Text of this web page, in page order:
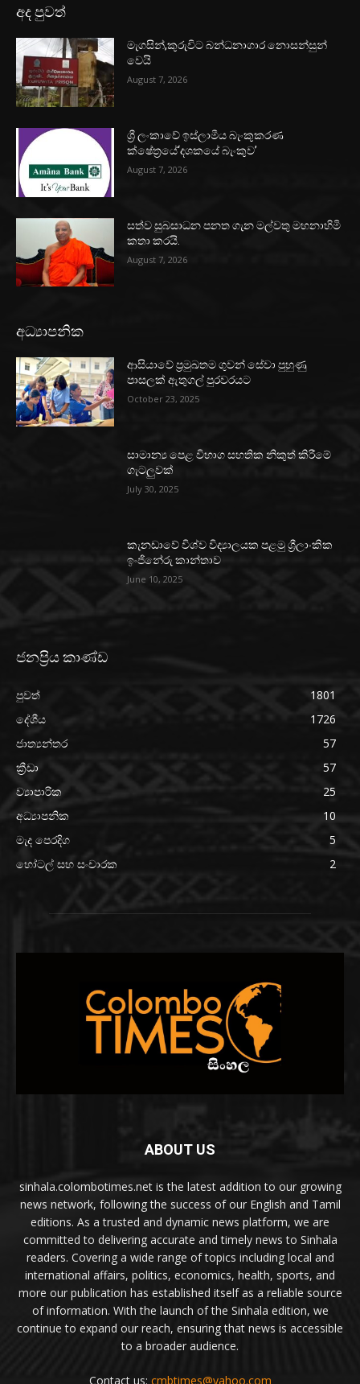
අද පුවත්
මැගසින්,කුරුවිට බන්ධනාගාර නොසන්සුන්
වෙයි
August 7, 2026
ශ්‍රී ලංකාවේ ඉස්ලාමීය බැංකුකරණ
ක්ෂේත්‍රයේ‘දශකයේ බැංකුව’
August 7, 2026
සත්ව සුබසාධන පනත ගැන මල්වතු මහනාහිමි
කතා කරයි.
August 7, 2026
අධ්‍යාපනික
ආසියාවේ ප්‍රමුඛතම ගුවන් සේවා පුහුණු
පාසලක් ඇතුගල් පුරවරයට
October 23, 2025
සාමාන්‍ය පෙළ විභාග සහතික නිකුත් කිරීමේ
ගැටලුවක්
July 30, 2025
කැනඩාවේ විශ්ව විද්‍යාලයක පළමු ශ්‍රීලාංකික
ඉංජිනේරු කාන්තාව
June 10, 2025
ජනප්‍රිය කාණ්ඩ
පුවත්
1801
දේශීය
1726
ජාත්‍යන්තර
57
ක්‍රීඩා
57
ව්‍යාපාරික
25
අධ්‍යාපනික
10
මැද පෙරදිග
5
හෝටල් සහ සංචාරක
2
ABOUT US
sinhala.colombotimes.net is the latest addition to our growing
news network, following the success of our English and Tamil
editions. As a trusted and dynamic news platform, we are
committed to delivering accurate and timely news to Sinhala
readers. Covering a wide range of topics including local and
international affairs, politics, economics, health, sports, and
more our publication has established itself as a reliable source
of information. With the launch of the Sinhala edition, we
continue to expand our reach, ensuring that news is accessible
to a broader audience.
Contact us: cmbtimes@yahoo.com